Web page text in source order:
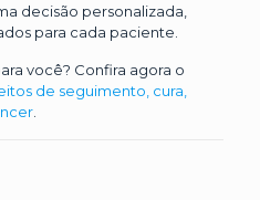
decisão personalizada,
para cada paciente.
você? Confira agora o
de seguimento, cura,
.